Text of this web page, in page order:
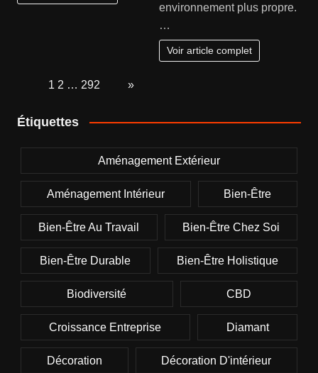
environnement plus propre.
…
Voir article complet
1 2 … 292 »
Étiquettes
Aménagement Extérieur
Aménagement Intérieur Bien-Être
Bien-Être Au Travail Bien-Être Chez Soi
Bien-Être Durable Bien-Être Holistique
Biodiversité CBD
Croissance Entreprise Diamant
Décoration Décoration D'intérieur